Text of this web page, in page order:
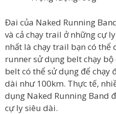
Đai của Naked Running
và cả chạy trail ở những cự
nhất là chạy trail bạn có thể
runner sử dụng belt chạy
belt có thể sử dụng để chạy
dài như 100km. Thực tế,
dụng Naked Running Band
cự ly siêu dài.